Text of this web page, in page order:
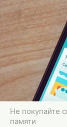
Не покупайте
памяти